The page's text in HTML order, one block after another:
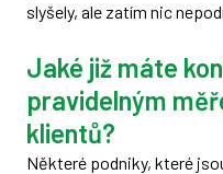
slyšely, ale zatím nic
Jaké již máte
pravidelným
klientů?
Některé podniky, které